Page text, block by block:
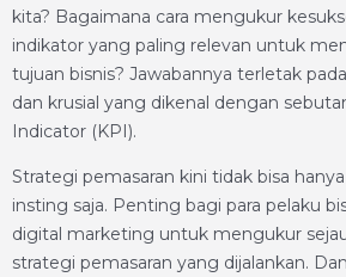
kita? Bagaimana cara mengukur
indikator yang paling relevan untuk
tujuan bisnis? Jawabannya terletak
dan krusial yang dikenal dengan
Indicator (KPI).
Strategi pemasaran kini tidak bisa
insting saja. Penting bagi para pelaku
digital marketing untuk mengukur
strategi pemasaran yang dijalankan.